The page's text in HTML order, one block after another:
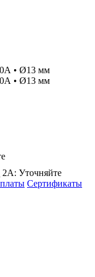
• Ø13 мм
• Ø13 мм
2А: Уточняйте
Сертификаты